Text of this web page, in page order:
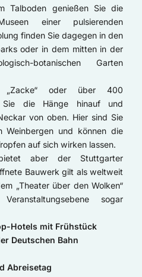
Talboden genießen Sie die
einer pulsierenden
finden Sie dagegen in den
oder in dem mitten in der
botanischen Garten
„Zacke“ oder über 400
Sie die Hänge hinauf und
von oben. Hier sind Sie
und können die
auf sich wirken lassen.
aber der Stuttgarter
Bauwerk gilt als weltweit
„Theater über den Wolken“
sogar
Hotels mit Frühstück
Deutschen Bahn
Abreisetag